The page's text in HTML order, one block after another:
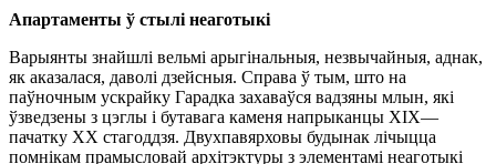
Апартаменты ў стылi неаготыкi
Варыянты знайшлi вельмi арыгiнальныя, незвычайныя, аднак,
як аказалася, даволi дзейсныя. Справа ў тым, што на
паўночным ускрайку Гарадка захаваўся вадзяны млын, якi
ўзведзены з цэглы i бутавага каменя напрыканцы ХIХ—
пачатку ХХ стагоддзя. Двухпавярховы будынак лiчыцца
помнiкам прамысловай архiтэктуры з элементамi неаготыкi